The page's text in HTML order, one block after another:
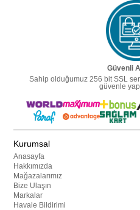
Güvenli
Sahip olduğumuz 256 bit SSL
güvenle
Kurumsal
Anasayfa
Hakkımızda
Mağazalarımız
Bize Ulaşın
Markalar
Havale Bildirimi